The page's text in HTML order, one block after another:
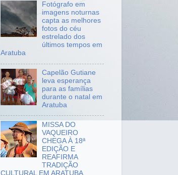
Fotógrafo em
imagens noturnas
capta as melhores
fotos do céu
estrelado dos
últimos tempos em
Aratuba
Capelão Gutiane
leva esperança
para as famílias
durante o natal em
Aratuba
MISSA DO
VAQUEIRO
CHEGA À 18ª
EDIÇÃO E
REAFIRMA
TRADIÇÃO
CULTURAL EM ARATUBA